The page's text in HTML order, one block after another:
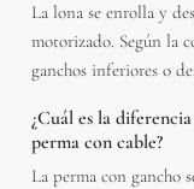
La lona se enrolla y
motorizado. Según la
ganchos inferiores o
¿Cuál es la
perma con cable?
La perma con gancho